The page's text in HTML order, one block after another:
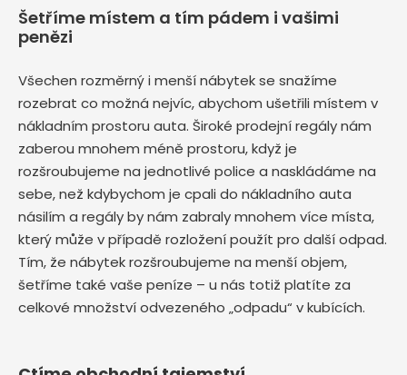
Šetříme místem a tím pádem i vašimi
penězi
Všechen rozměrný i menší nábytek se snažíme
rozebrat co možná nejvíc, abychom ušetřili místem v
nákladním prostoru auta. Široké prodejní regály nám
zaberou mnohem méně prostoru, když je
rozšroubujeme na jednotlivé police a naskládáme na
sebe, než kdybychom je cpali do nákladního auta
násilím a regály by nám zabraly mnohem více místa,
který může v případě rozložení použít pro další odpad.
Tím, že nábytek rozšroubujeme na menší objem,
šetříme také vaše peníze – u nás totiž platíte za
celkové množství odvezeného „odpadu“ v kubících.